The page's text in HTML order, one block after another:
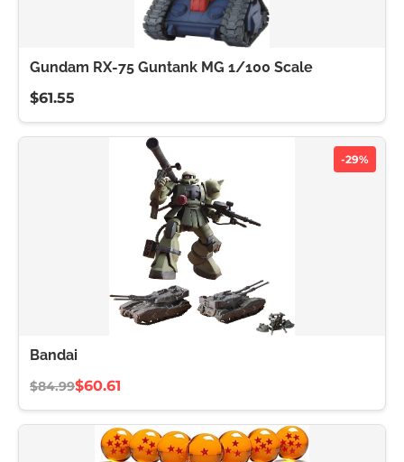
Gundam RX-75 Guntank MG 1/100 Scale
$61.55
-29%
Bandai
$84.99$60.61